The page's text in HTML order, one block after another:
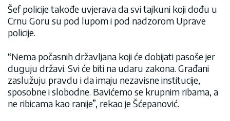
Šef policije takođe uvjerava da svi tajkuni koji dođu u
Crnu Goru su pod lupom i pod nadzorom Uprave
policije.
“Nema počasnih državljana koji će dobijati pasoše jer
duguju državi. Svi će biti na udaru zakona. Građani
zaslužuju pravdu i da imaju nezavisne institucije,
sposobne i slobodne. Bavićemo se krupnim ribama, a
ne ribicama kao ranije”, rekao je Šćepanović.